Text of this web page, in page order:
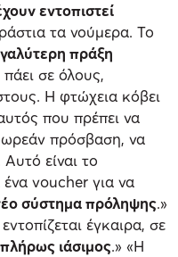
εντοπιστεί
τα νούμερα. Το
πράξη
πάει σε όλους,
Η φτώχεια κόβει
που πρέπει να
πρόσβαση, να
Αυτό είναι το
voucher για να
σύστημα πρόληψης.»
εντοπίζεται έγκαιρα, σε
ιάσιμος.» «Η